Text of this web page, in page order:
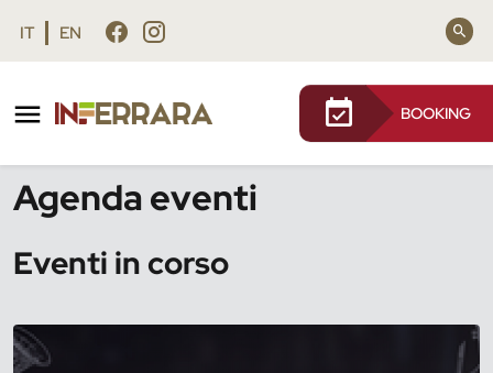
Vai al contenuto principale
Vai al footer
IT EN
BOOKING
Agenda eventi
Eventi in corso